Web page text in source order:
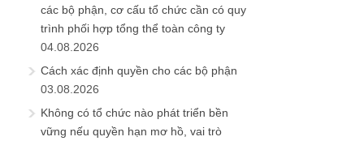
các bộ phận, cơ cấu tổ chức cần có quy
trình phối hợp tổng thể toàn công ty
04.08.2026
Cách xác định quyền cho các bộ phận
03.08.2026
Không có tổ chức nào phát triển bền
vững nếu quyền hạn mơ hồ, vai trò